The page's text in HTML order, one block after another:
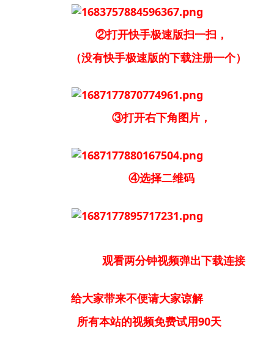
②打开快手极速版扫一扫，
（没有快手极速版的下载注册一个）
③打开右下角图片，
④选择二维码
观看两分钟视频弹出下载连接
给大家带来不便请大家谅解
所有本站的视频免费试用90天